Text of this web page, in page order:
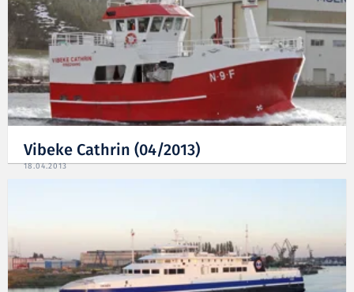
Vibeke Cathrin (04/2013)
18.04.2013